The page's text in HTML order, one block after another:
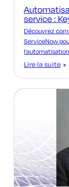
service :
Découvrez
ServiceNow
demandes, les
Lire la suite